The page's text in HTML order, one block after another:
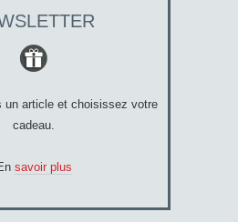
un article et choisissez votre
cadeau.
savoir plus